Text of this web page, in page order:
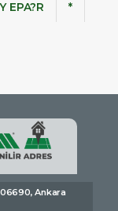
EPA?R *
06690, Ankara